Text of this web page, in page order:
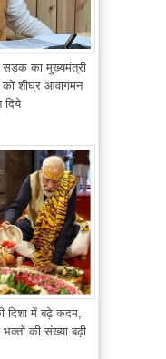
सड़क का मुख्यमंत्री
को शीघ्र आवागमन
दिये
दिशा में बढ़े कदम,
की संख्या बढ़ी